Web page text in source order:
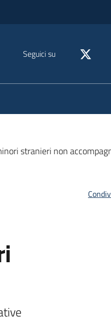
Seguici su
stranieri non